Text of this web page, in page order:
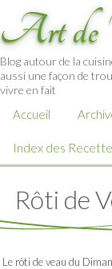
Art de
Blog autour de la
aussi une façon de
vivre en fait
Accueil
Index des
Rôti de
Le rôti de veau du